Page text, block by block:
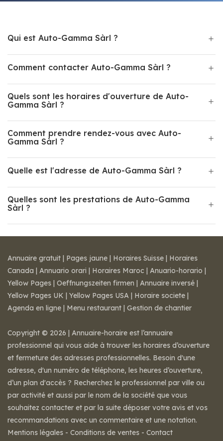
Qui est Auto-Gamma Sàrl ?
Comment contacter Auto-Gamma Sàrl ?
Quels sont les horaires d'ouverture de Auto-
Gamma Sàrl ?
Comment prendre rendez-vous avec Auto-
Gamma Sàrl ?
Quelle est l'adresse de Auto-Gamma Sàrl ?
Quelles sont les prestations de Auto-Gamma
Sàrl ?
Annuaire gratuit | Pages jaune | Horaires Suisse | Horaires
Canada | Annuario orari | Horaires Maroc | Anuario-horario |
Yellow Pages | Oeffnungszeiten firmen | Annuaire inversé |
Yellow Pages UK | Yellow Pages USA | Horaire societe |
Agenda en ligne | Menu restaurant | Gestion de chantier
Copyright © 2026 | Annuaire-horaire est l’annuaire
professionnel qui vous aide à trouver les horaires d’ouverture
et fermeture des adresses professionnelles. Besoin d'une
adresse, d'un numéro de téléphone, les heures d’ouverture,
d’un plan d'accès ? Recherchez le professionnel par ville ou
par activité et aussi par le nom de la société que vous
souhaitez contacter et par la suite déposer votre avis et vos
recommandations avec un commentaire et une notation.
Mentions légales - Conditions de ventes - Contact